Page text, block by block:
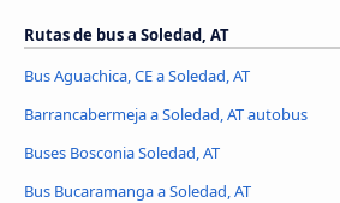
Rutas de bus a Soledad, AT
Bus Aguachica, CE a Soledad, AT
Barrancabermeja a Soledad, AT autobus
Buses Bosconia Soledad, AT
Bus Bucaramanga a Soledad, AT